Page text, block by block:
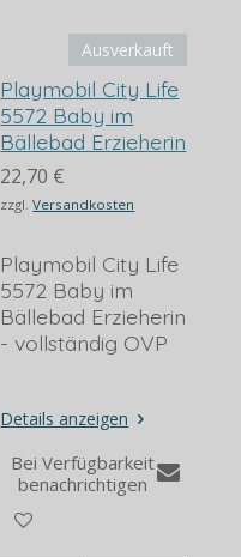
Ausverkauft
Playmobil City Life
5572 Baby im
Bällebad Erzieherin
22,70 €
zzgl.Versandkosten
Playmobil City Life
5572 Baby im
Bällebad Erzieherin
- vollständig OVP
Details anzeigen
Bei Verfügbarkeit
benachrichtigen